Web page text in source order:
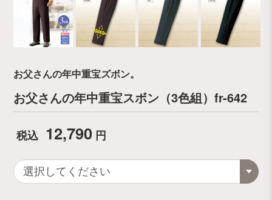
お父さんの年中重宝ズボン。
お父さんの年中重宝スボン（3色組）fr-642
税込 12,790 円